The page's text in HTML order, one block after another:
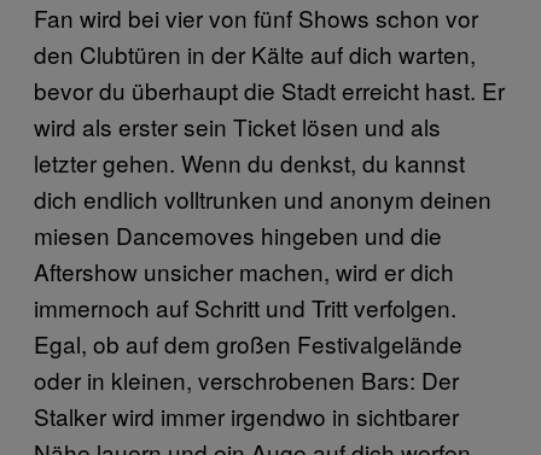
Fan wird bei vier von fünf Shows schon vor
den Clubtüren in der Kälte auf dich warten,
bevor du überhaupt die Stadt erreicht hast. Er
wird als erster sein Ticket lösen und als
letzter gehen. Wenn du denkst, du kannst
dich endlich volltrunken und anonym deinen
miesen Dancemoves hingeben und die
Aftershow unsicher machen, wird er dich
immernoch auf Schritt und Tritt verfolgen.
Egal, ob auf dem großen Festivalgelände
oder in kleinen, verschrobenen Bars: Der
Stalker wird immer irgendwo in sichtbarer